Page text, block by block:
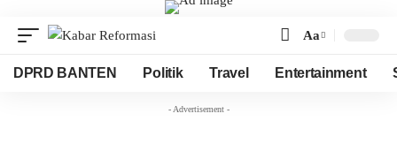
Font
Resizer
Aa
DPRD BANTEN Politik Travel Entertainment
- Advertisement -